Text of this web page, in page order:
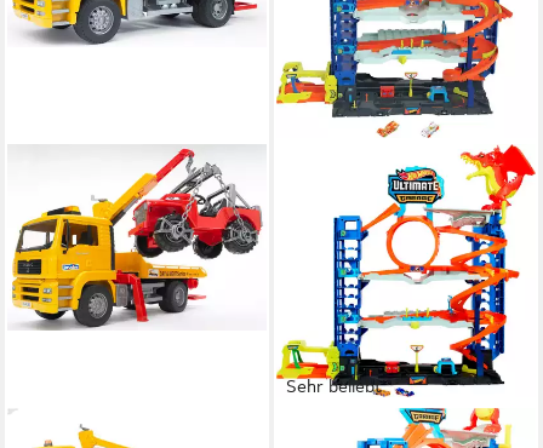
BRUDER®
Sehr beliebt
HOT WHEELS